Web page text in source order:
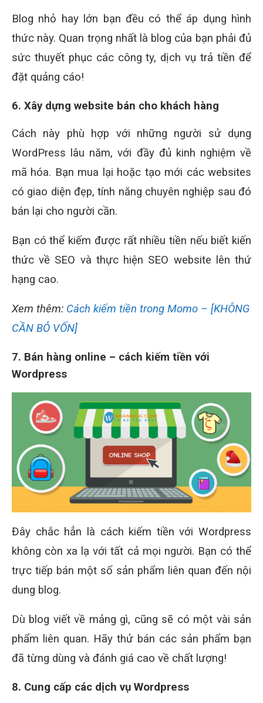
Blog nhỏ hay lớn bạn đều có thể áp dụng hình
thức này. Quan trọng nhất là blog của bạn phải đủ
sức thuyết phục các công ty, dịch vụ trả tiền để
đặt quảng cáo!
6. Xây dựng website bán cho khách hàng
Cách này phù hợp với những người sử dụng
WordPress lâu năm, với đầy đủ kinh nghiệm về
mã hóa. Bạn mua lại hoặc tạo mới các websites
có giao diện đẹp, tính năng chuyên nghiệp sau đó
bán lại cho người cần.
Bạn có thể kiếm được rất nhiều tiền nếu biết kiến
thức về SEO và thực hiện SEO website lên thứ
hạng cao.
Xem thêm: Cách kiếm tiền trong Momo – [KHÔNG
CẦN BỎ VỐN]
7. Bán hàng online – cách kiếm tiền với
Wordpress
Đây chắc hẳn là cách kiếm tiền với Wordpress
không còn xa lạ với tất cả mọi người. Bạn có thể
trực tiếp bán một số sản phẩm liên quan đến nội
dung blog.
Dù blog viết về mảng gì, cũng sẽ có một vài sản
phẩm liên quan. Hãy thử bán các sản phẩm bạn
đã từng dùng và đánh giá cao về chất lượng!
8. Cung cấp các dịch vụ Wordpress